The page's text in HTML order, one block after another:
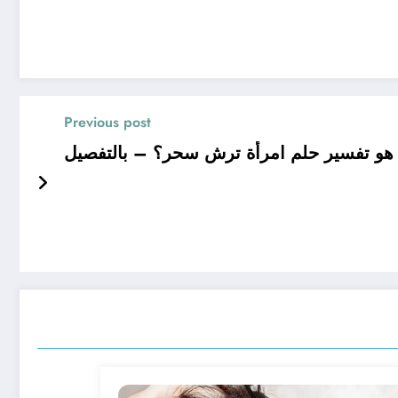
Previous post
تفسير حلم امرأة ترش سحر؟ – بالتفصيل